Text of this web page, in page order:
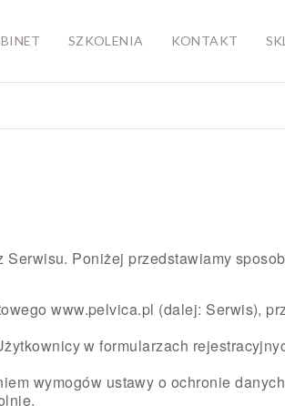
SZKOLENIA KONTAKT
Poniżej przedstawiamy
www.pelvica.pl (dalej: Serwis),
w formularzach
wymogów ustawy o ochronie